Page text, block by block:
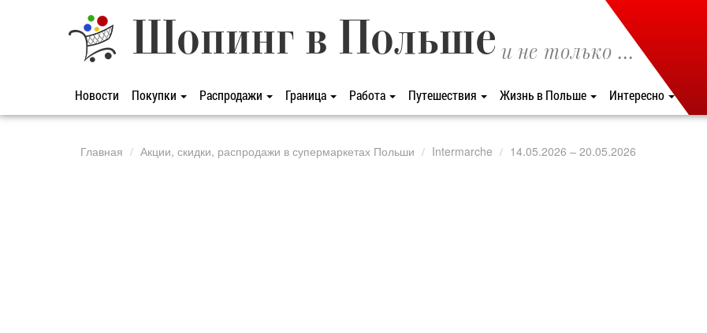
Шопинг в Польше и не только ...
Новости Покупки Распродажи Граница Работа Путешествия Жизнь в Польше Интересно
Главная Акции, скидки, распродажи в супермаркетах Польши Intermarche 14.05.2026 – 20.05.2026